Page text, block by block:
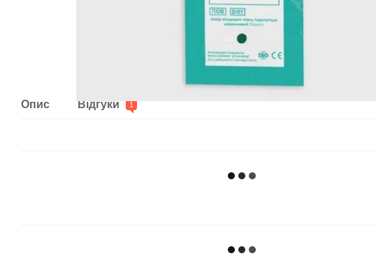
Опис Відгуки 1